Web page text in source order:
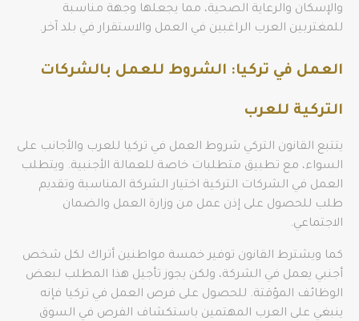
والإسكان والرعاية الصحية، مما يجعلها وجهة مناسبة
للمغتربين العرب الراغبين في العمل والاستقرار في بلد آخر.
العمل في تركيا: الشروط للعمل بالشركات
التركية للعرب
يتتبع القانون التركي شروط العمل في تركيا للعرب والأجانب على
السواء، مع تطبيق متطلبات خاصة للعمالة الأجنبية. ويتطلب
العمل في الشركات التركية اختيار الشركة المناسبة وتقديم
طلب للحصول على إذن عمل من وزارة العمل والضمان
الاجتماعي.
كما ويشترط القانون توفير خمسة مواطنين أتراك لكل شخص
أجنبي يعمل في الشركة، ولكن يجوز تأجيل هذا المطلب لبعض
الوظائف المؤقتة. للحصول على فرص العمل في تركيا فإنه
ينبغي على العرب المهتمين باستكشاف الفرص في السوق